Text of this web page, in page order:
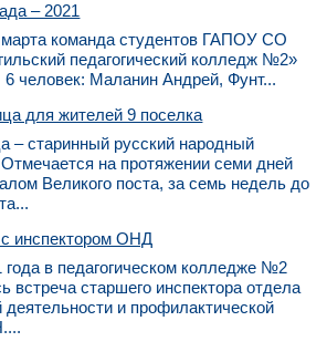
– 2021
команда студентов ГАПОУ СО
педагогический колледж №2»
6 человек: Маланин Андрей, Фунт...
для жителей 9 поселка
– старинный русский народный
Отмечается на протяжении семи дней
Великого поста, за семь недель до
инспектором ОНД
года в педагогическом колледже №2
встреча старшего инспектора отдела
деятельности и профилактической